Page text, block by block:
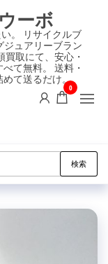
ーボ
。 リサイクルブ
ジュアリーブラン
買取にて、安心・
て無料。 送料・
めて送るだけ。
0
検索